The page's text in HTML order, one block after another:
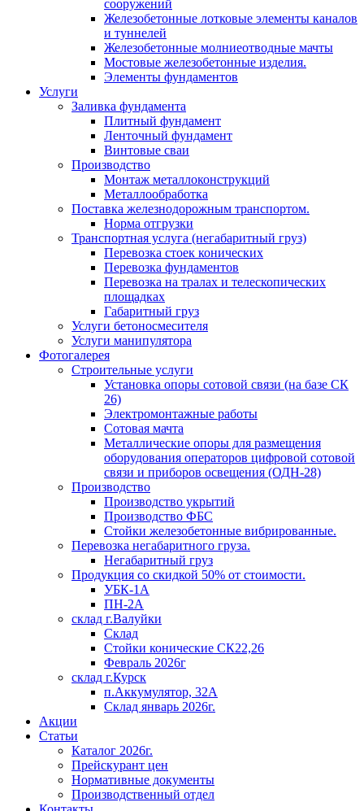
сооружений
Железобетонные лотковые элементы каналов
и туннелей
Железобетонные молниеотводные мачты
Мостовые железобетонные изделия.
Элементы фундаментов
Услуги
Заливка фундамента
Плитный фундамент
Ленточный фундамент
Винтовые сваи
Производство
Монтаж металлоконструкций
Металлообработка
Поставка железнодорожным транспортом.
Норма отгрузки
Транспортная услуга (негабаритный груз)
Перевозка стоек конических
Перевозка фундаментов
Перевозка на тралах и телескопических
площадках
Габаритный груз
Услуги бетоносмесителя
Услуги манипулятора
Фотогалерея
Строительные услуги
Установка опоры сотовой связи (на базе СК
26)
Электромонтажные работы
Сотовая мачта
Металлические опоры для размещения
оборудования операторов цифровой сотовой
связи и приборов освещения (ОДН-28)
Производство
Производство укрытий
Производство ФБС
Стойки железобетонные вибрированные.
Перевозка негабаритного груза.
Негабаритный груз
Продукция со скидкой 50% от стоимости.
УБК-1А
ПН-2А
склад г.Валуйки
Склад
Стойки конические СК22,26
Февраль 2026г
склад г.Курск
п.Аккумулятор, 32А
Склад январь 2026г.
Акции
Статьи
Каталог 2026г.
Прейскурант цен
Нормативные документы
Производственный отдел